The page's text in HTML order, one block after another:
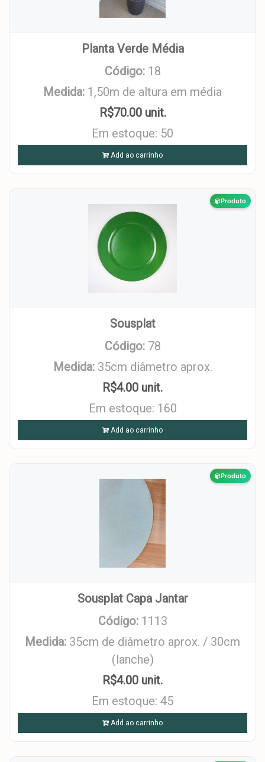
Planta Verde Média
Código: 18
Medida: 1,50m de altura em média
R$70.00 unit.
Em estoque: 50
Add ao carrinho
Produto
Sousplat
Código: 78
Medida: 35cm diâmetro aprox.
R$4.00 unit.
Em estoque: 160
Add ao carrinho
Produto
Sousplat Capa Jantar
Código: 1113
Medida: 35cm de diâmetro aprox. / 30cm
(lanche)
R$4.00 unit.
Em estoque: 45
Add ao carrinho